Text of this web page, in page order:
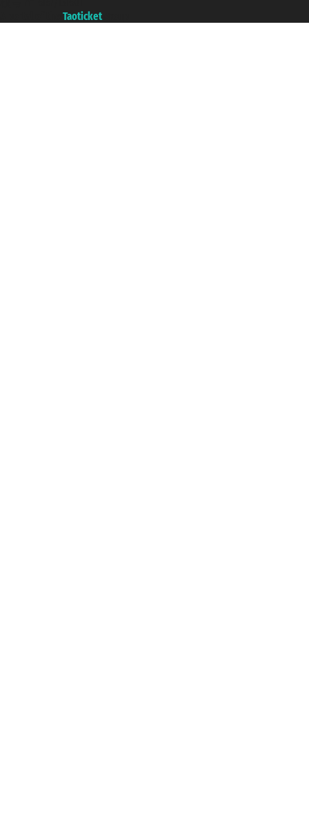
Taoticket